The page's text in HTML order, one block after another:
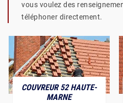
vous voulez des
téléphoner directement.
COUVREUR 52 HAUTE-
MARNE